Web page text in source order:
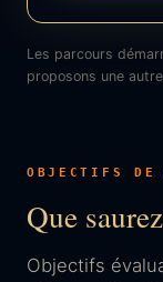
Les parcours
proposons une
OBJECTIFS
Que
Objectifs